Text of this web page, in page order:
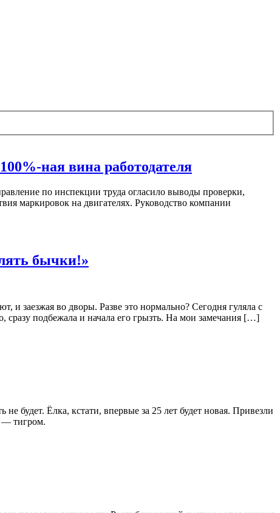
ная вина работодателя
по инспекции труда огласило выводы проверки,
маркировок на двигателях. Руководство компании
бычки!»
заезжая во дворы. Разве это нормально? Сегодня гуляла с
подбежала и начала его грызть. На мои замечания […]
будет. Ёлка, кстати, впервые за 25 лет будет новая. Привезли
— тигром.